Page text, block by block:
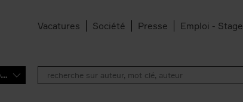
Vacatures Société Presse Emploi - Stage
Sélectionnez une catégorie